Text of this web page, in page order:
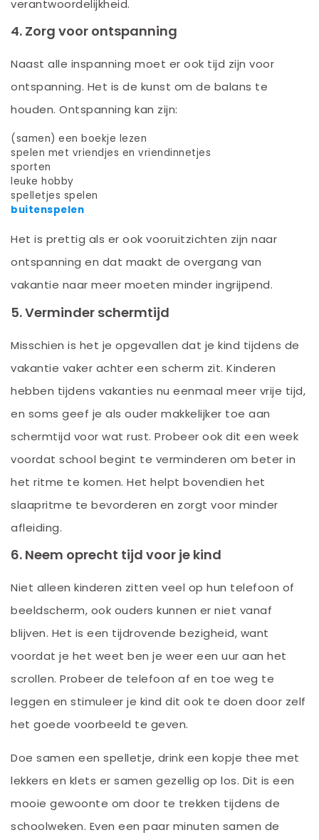
verantwoordelijkheid.
4. Zorg voor ontspanning
Naast alle inspanning moet er ook tijd zijn voor
ontspanning. Het is de kunst om de balans te
houden. Ontspanning kan zijn:
(samen) een boekje lezen
spelen met vriendjes en vriendinnetjes
sporten
leuke hobby
spelletjes spelen
buitenspelen
Het is prettig als er ook vooruitzichten zijn naar
ontspanning en dat maakt de overgang van
vakantie naar meer moeten minder ingrijpend.
5. Verminder schermtijd
Misschien is het je opgevallen dat je kind tijdens de
vakantie vaker achter een scherm zit. Kinderen
hebben tijdens vakanties nu eenmaal meer vrije tijd,
en soms geef je als ouder makkelijker toe aan
schermtijd voor wat rust. Probeer ook dit een week
voordat school begint te verminderen om beter in
het ritme te komen. Het helpt bovendien het
slaapritme te bevorderen en zorgt voor minder
afleiding.
6. Neem oprecht tijd voor je kind
Niet alleen kinderen zitten veel op hun telefoon of
beeldscherm, ook ouders kunnen er niet vanaf
blijven. Het is een tijdrovende bezigheid, want
voordat je het weet ben je weer een uur aan het
scrollen. Probeer de telefoon af en toe weg te
leggen en stimuleer je kind dit ook te doen door zelf
het goede voorbeeld te geven.
Doe samen een spelletje, drink een kopje thee met
lekkers en klets er samen gezellig op los. Dit is een
mooie gewoonte om door te trekken tijdens de
schoolweken. Even een paar minuten samen de